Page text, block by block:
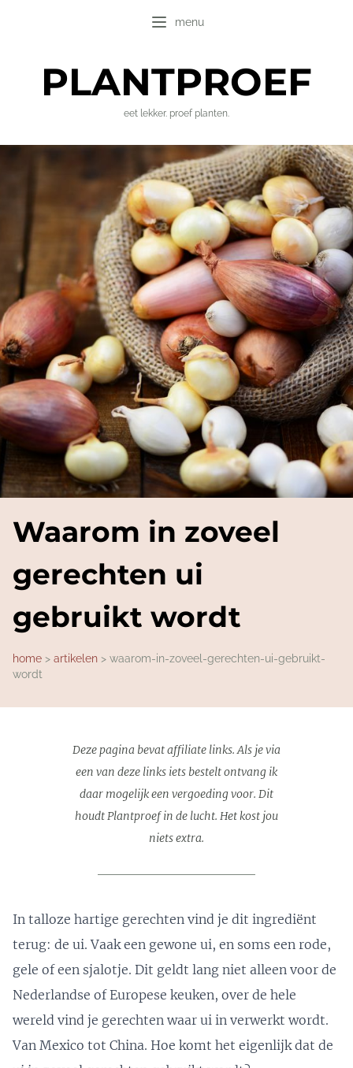
menu
PLANTPROEF
eet lekker. proef planten.
Waarom in zoveel
gerechten ui
gebruikt wordt
home artikelen
waarom-in-zoveel-gerechten-ui-gebruikt-
wordt
Deze pagina bevat affiliate links. Als je via
een van deze links iets bestelt ontvang ik
daar mogelijk een vergoeding voor. Dit
houdt Plantproef in de lucht. Het kost jou
niets extra.
In talloze hartige gerechten vind je dit ingrediënt
terug: de ui. Vaak een gewone ui, en soms een rode,
gele of een sjalotje. Dit geldt lang niet alleen voor de
Nederlandse of Europese keuken, over de hele
wereld vind je gerechten waar ui in verwerkt wordt.
Van Mexico tot China. Hoe komt het eigenlijk dat de